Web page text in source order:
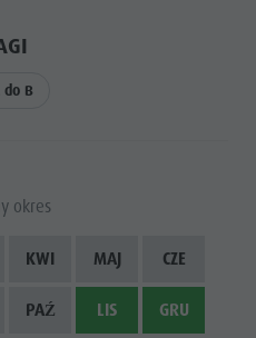
do B
okres
KWI MAJ CZE
PAŹ LIS GRU